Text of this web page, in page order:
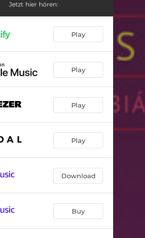
Jetzt hier hören:
Play
Play
Play
Play
Download
Buy